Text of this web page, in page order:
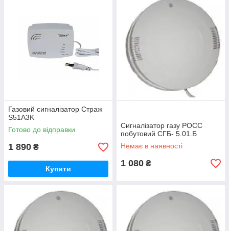
Газовий сигналізатор Страж
S51А3K
Готово до відправки
1 890 ₴
Купити
Сигналізатор газу РОСС
побутовий СГБ- 5.01.Б
Немає в наявності
1 080 ₴